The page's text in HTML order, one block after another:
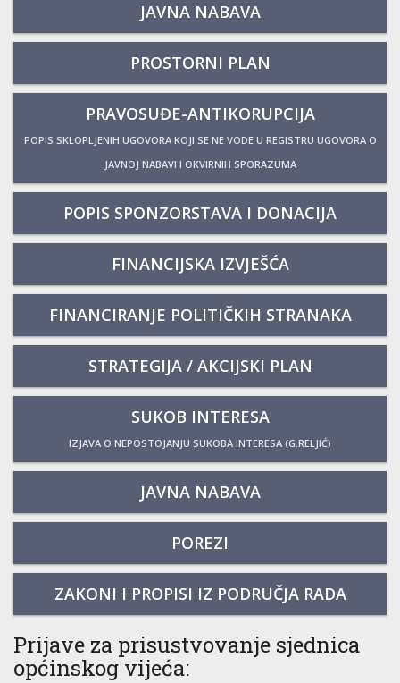
JAVNA NABAVA
PROSTORNI PLAN
PRAVOSUĐE-ANTIKORUPCIJA
POPIS SKLOPLJENIH UGOVORA KOJI SE NE VODE U REGISTRU UGOVORA O
JAVNOJ NABAVI I OKVIRNIH SPORAZUMA
POPIS SPONZORSTAVA I DONACIJA
FINANCIJSKA IZVJEŠĆA
FINANCIRANJE POLITIČKIH STRANAKA
STRATEGIJA / AKCIJSKI PLAN
SUKOB INTERESA
IZJAVA O NEPOSTOJANJU SUKOBA INTERESA (G.RELJIĆ)
JAVNA NABAVA
POREZI
ZAKONI I PROPISI IZ PODRUČJA RADA
Prijave za prisustvovanje sjednica
općinskog vijeća: